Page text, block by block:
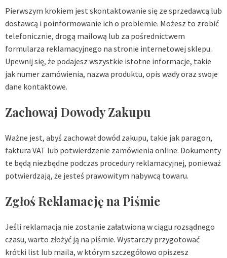
Pierwszym krokiem jest skontaktowanie się ze sprzedawcą lub
dostawcą i poinformowanie ich o problemie. Możesz to zrobić
telefonicznie, drogą mailową lub za pośrednictwem
formularza reklamacyjnego na stronie internetowej sklepu.
Upewnij się, że podajesz wszystkie istotne informacje, takie
jak numer zamówienia, nazwa produktu, opis wady oraz swoje
dane kontaktowe.
Zachowaj Dowody Zakupu
Ważne jest, abyś zachował dowód zakupu, takie jak paragon,
faktura VAT lub potwierdzenie zamówienia online. Dokumenty
te będą niezbędne podczas procedury reklamacyjnej, ponieważ
potwierdzają, że jesteś prawowitym nabywcą towaru.
Zgłoś Reklamację na Piśmie
Jeśli reklamacja nie zostanie załatwiona w ciągu rozsądnego
czasu, warto złożyć ją na piśmie. Wystarczy przygotować
krótki list lub maila, w którym szczegółowo opiszesz